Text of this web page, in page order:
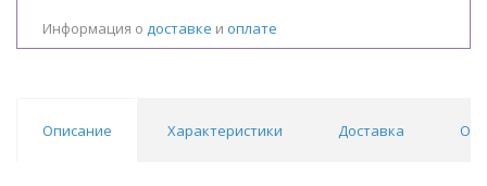
Информация о доставке и оплате
Описание Характеристики Доставка